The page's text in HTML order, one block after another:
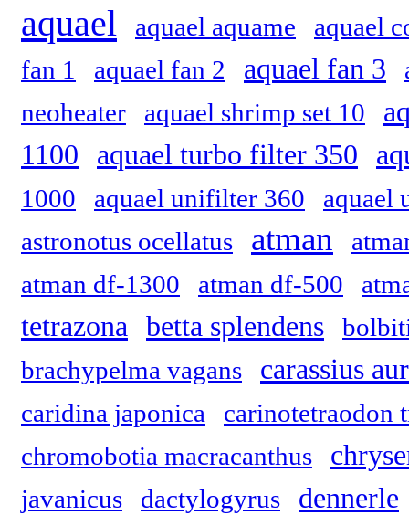
aquael aquael aquame
aquael
fan 1
aquael fan 2 aquael fan 3
neoheater
aquael shrimp set 10
1100
aquael turbo filter 350
1000 aquael unifilter 360
aquael
astronotus ocellatus
atman
atman df-1300
atman df-500
tetrazona betta splendens
brachypelma vagans
carassius
caridina japonica
carinotetraodon
chromobotia macracanthus
javanicus dactylogyrus dennerle